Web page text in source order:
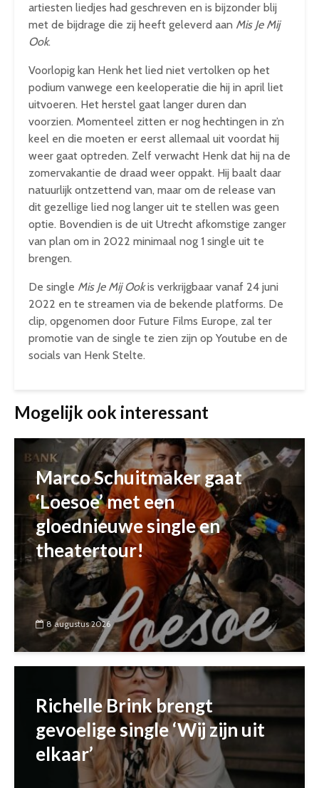
artiesten liedjes had geschreven en is bijzonder blij
met de bijdrage die zij heeft geleverd aan Mis Je Mij
Ook.
Voorlopig kan Henk het lied niet vertolken op het
podium vanwege een keeloperatie die hij in april liet
uitvoeren. Het herstel gaat langer duren dan
voorzien. Momenteel zitten er nog hechtingen in z’n
keel en die moeten er eerst allemaal uit voordat hij
weer gaat optreden. Zelf verwacht Henk dat hij na de
zomervakantie de draad weer oppakt. Hij baalt daar
natuurlijk ontzettend van, maar om de release van
dit gezellige lied nog langer uit te stellen was geen
optie. Bovendien is de uit Utrecht afkomstige zanger
van plan om in 2022 minimaal nog 1 single uit te
brengen.
De single Mis Je Mij Ookis verkrijgbaar vanaf 24 juni
2022 en te streamen via de bekende platforms. De
clip, opgenomen door Future Films Europe, zal ter
promotie van de single te zien zijn op Youtube en de
socials van Henk Stelte.
Mogelijk ook interessant
Marco Schuitmaker gaat
‘Loesoe’ met een
gloednieuwe single en
theatertour!
8 augustus 2026
Richelle Brink brengt
gevoelige single ‘Wij zijn uit
elkaar’